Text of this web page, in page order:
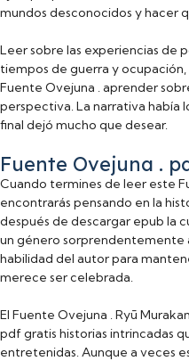
mundos desconocidos y hacer
Leer sobre las experiencias de
tiempos de guerra y
Fuente Ovejuna . aprender
perspectiva. La narrativa había
final dejó mucho que desear.
Fuente Ovejuna .
Cuando termines de leer este
encontrarás pensando en la
después de descargar epub la
un género sorprendentemente
habilidad del autor para
merece ser celebrada.
El Fuente Ovejuna . Ryū
pdf gratis historias intrincadas
entretenidas. Aunque a veces